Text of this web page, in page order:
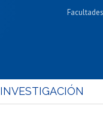
Facultades
Cs.
Cs.
INVESTIGACIÓN